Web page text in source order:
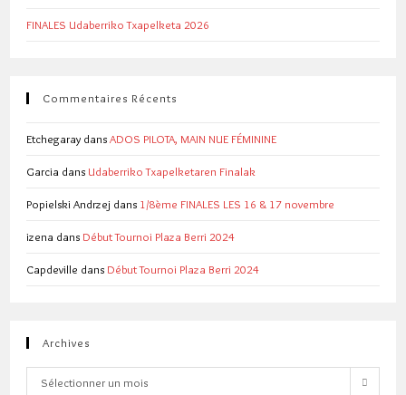
FINALES Udaberriko Txapelketa 2026
Commentaires Récents
Etchegaray dansADOS PILOTA, MAIN NUE FÉMININE
Garcia dans Udaberriko Txapelketaren Finalak
Popielski Andrzej dans 1/8ème FINALES LES 16 & 17 novembre
izena dans Début Tournoi Plaza Berri 2024
Capdeville dans Début Tournoi Plaza Berri 2024
Archives
Archives
Sélectionner un mois